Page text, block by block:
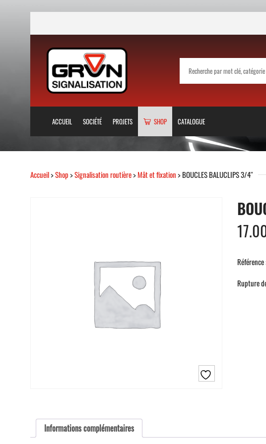
ACCUEIL SOCIÉTÉ PROJETS SHOP CATALOGUE
Accueil>Shop>Signalisation routière>Mât et fixation> BOUCLES BALUCLIPS 3/4″
Rupture
Informations complémentaires